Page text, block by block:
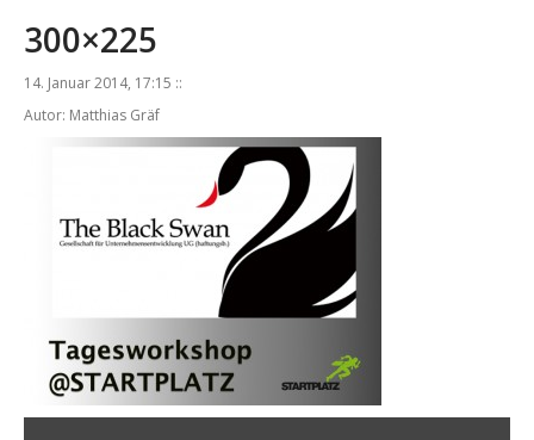
300×225
14. Januar 2014, 17:15 ::
Autor: Matthias Gräf